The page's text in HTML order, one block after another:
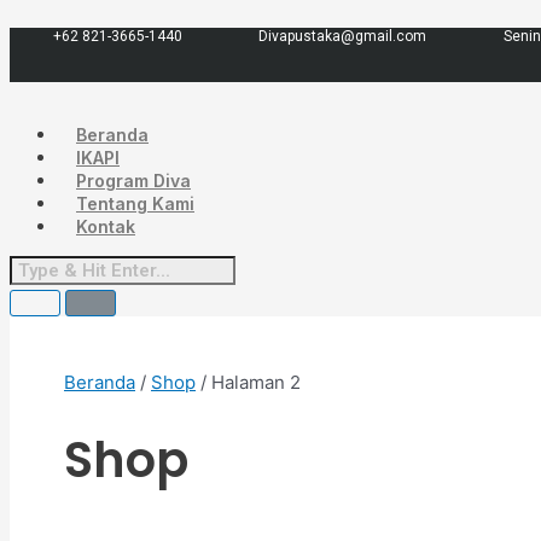
ke
+62 821-3665-1440 Divapustaka@gmail.com
Beranda
IKAPI
Program Diva
Tentang Kami
Kontak
Beranda / Shop / Halaman 2
Shop
menurut
terbaru